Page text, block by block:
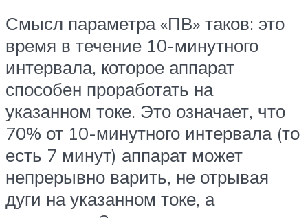
Смысл параметра «ПВ» таков: это
время в течение 10-минутного
интервала, которое аппарат
способен проработать на
указанном токе. Это означает, что
70% от 10-минутного интервала (то
есть 7 минут) аппарат может
непрерывно варить, не отрывая
дуги на указанном токе, а